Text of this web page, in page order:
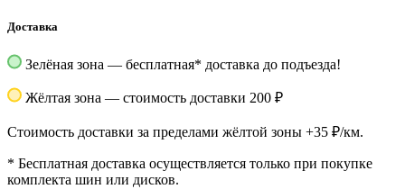
Доставка
Зелёная зона — бесплатная* доставка до подъезда!
Жёлтая зона — стоимость доставки 200 ₽
Стоимость доставки за пределами жёлтой зоны +35 ₽/км.
* Бесплатная доставка осуществляется только при покупке
комплекта шин или дисков.